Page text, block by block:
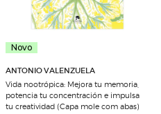
Novo
ANTONIO VALENZUELA
Vida nootrópica: Mejora tu memoria,
potencia tu concentración e impulsa
tu creatividad (Capa mole com abas)